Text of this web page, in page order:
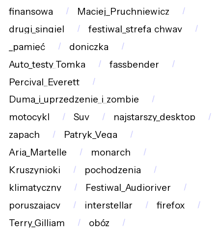
finansowa
Maciej_Pruchniewicz
drugi_singiel
festiwal_strefa_chway
_pamięć
doniczka
Auto_testy_Tomka
fassbender
Percival_Everett
Duma_i_uprzedzenie_i_zombie
motocykl
Suv
najstarszy_desktop
zapach
Patryk_Vega
Aria_Martelle
monarch
Kruszynioki
pochodzenia
klimatyczny
Festiwal_Audioriver
poruszający
interstellar
firefox
Terry_Gilliam
obóz